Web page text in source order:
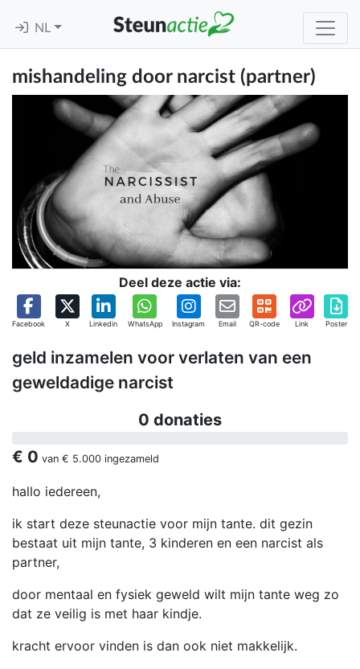
NL
mishandeling door narcist (partner)
Deel deze actie via:
Facebook X Linkedin WhatsApp Instagram Email QR-code Link Poster
geld inzamelen voor verlaten van een
geweldadige narcist
0 donaties
€ 0 van € 5.000 ingezameld
hallo iedereen,
ik start deze steunactie voor mijn tante. dit gezin
bestaat uit mijn tante, 3 kinderen en een narcist als
partner,
door mentaal en fysiek geweld wilt mijn tante weg zo
dat ze veilig is met haar kindje.
kracht ervoor vinden is dan ook niet makkelijk.